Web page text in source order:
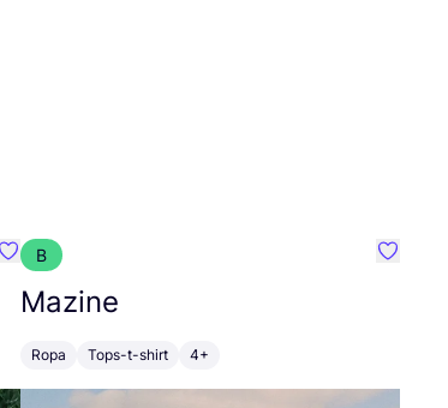
Favoritos {nombre}
B
Mazine
Ropa Tops-t-shirt 4+